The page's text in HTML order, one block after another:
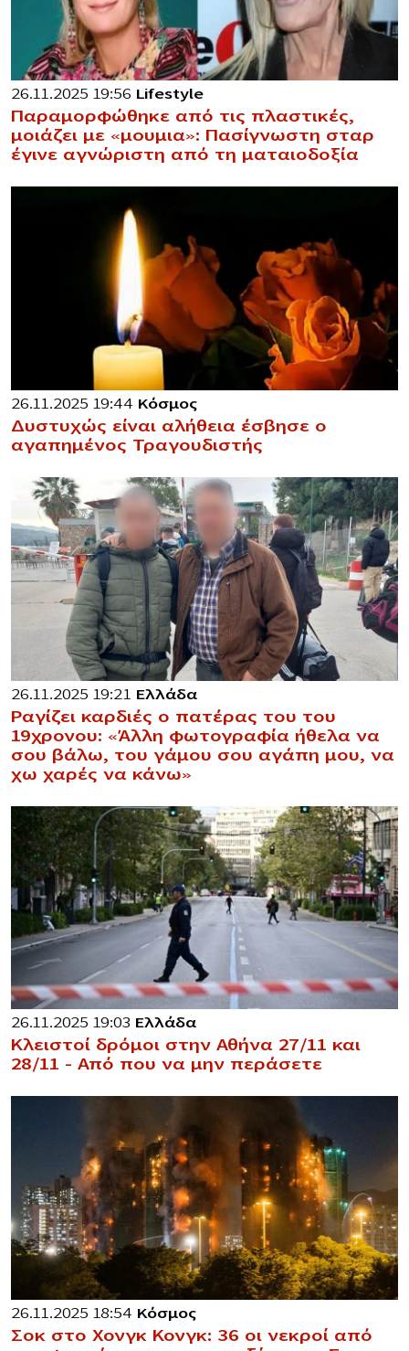
26.11.2025 19:56 Lifestyle
Παραμορφώθηκε από τις πλαστικές,
μοιάζει με «μoυμια»: Πασίγνωστη σταρ
έγινε αγνώριστη από τη ματαιοδοξία
26.11.2025 19:44 Κόσμος
Δυστυχώς είναι αλήθεια έσβησε ο
αγαπημένος Τραγουδιστής
26.11.2025 19:21 Ελλάδα
Ραγίζει καρδιές ο πατέρας του του
19χρονου: «Άλλη φωτογραφία ήθελα να
σου βάλω, του γάμου σου αγάπη μου, να
χω χαρές να κάνω»
26.11.2025 19:03 Ελλάδα
Κλειστοί δρόμοι στην Αθήνα 27/11 και
28/11 – Από που να μην περάσετε
26.11.2025 18:54 Κόσμος
Σοκ στο Χονγκ Κονγκ: 36 οι νεκροί από